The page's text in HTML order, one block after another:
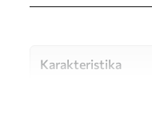
Karakteristika